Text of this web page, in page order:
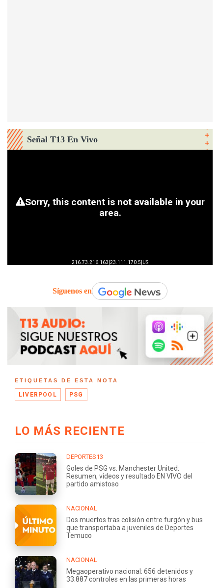
Señal T13 En Vivo
Síguenos en
ETIQUETAS DE ESTA NOTA
LIVERPOOL PSG
LO MÁS RECIENTE
DEPORTES13
Goles de PSG vs. Manchester United:
Resumen, videos y resultado EN VIVO del
partido amistoso
NACIONAL
Dos muertos tras colisión entre furgón y bus
que transportaba a juveniles de Deportes
Temuco
NACIONAL
Megaoperativo nacional: 656 detenidos y
33.887 controles en las primeras horas